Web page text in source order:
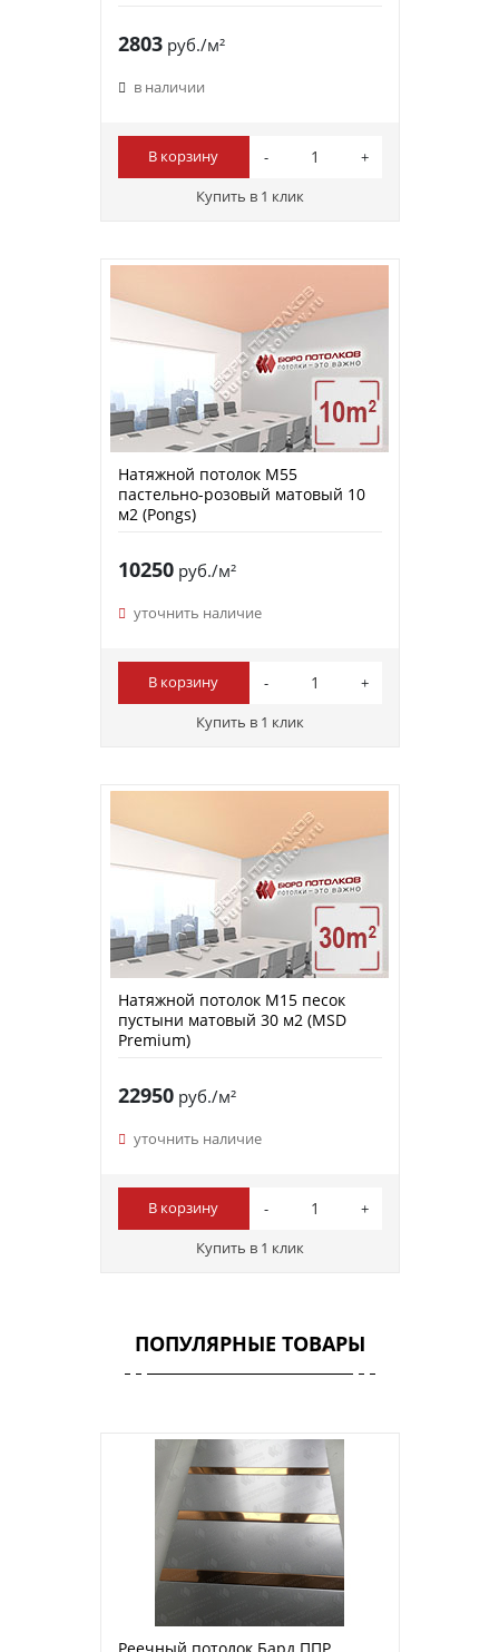
2803руб./м²
в наличии
В корзину
Купить в 1 клик
Натяжной потолок M55
пастельно-розовый матовый 10
м2 (Pongs)
10250руб./м²
уточнить наличие
В корзину
Купить в 1 клик
Натяжной потолок M15 песок
пустыни матовый 30 м2 (MSD
Premium)
22950руб./м²
уточнить наличие
В корзину
Купить в 1 клик
ПОПУЛЯРНЫЕ ТОВАРЫ